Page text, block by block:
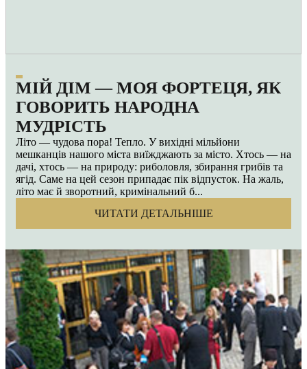
МІЙ ДІМ — МОЯ ФОРТЕЦЯ, ЯК
ГОВОРИТЬ НАРОДНА
МУДРІСТЬ
Літо — чудова пора! Тепло. У вихідні мільйони
мешканців нашого міста виїжджають за місто. Хтось — на
дачі, хтось — на природу: риболовля, збирання грибів та
ягід. Саме на цей сезон припадає пік відпусток. На жаль,
літо має й зворотний, кримінальний б...
ЧИТАТИ ДЕТАЛЬНІШЕ